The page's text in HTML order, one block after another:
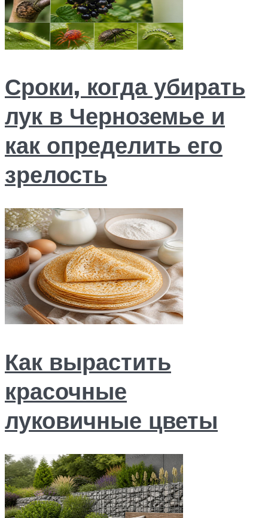
Сроки, когда убирать
лук в Черноземье и
как определить его
зрелость
Как вырастить
красочные
луковичные цветы